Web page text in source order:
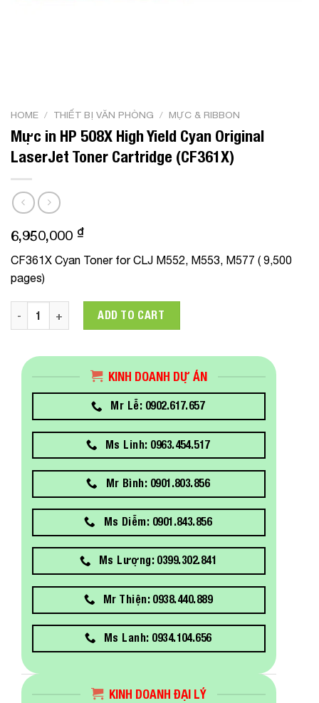
HOME / THIẾT BỊ VĂN PHÒNG / MỰC & RIBBON
Mực in HP 508X High Yield Cyan Original
LaserJet Toner Cartridge (CF361X)
6,950,000 ₫
CF361X Cyan Toner for CLJ M552, M553, M577 ( 9,500
pages)
Mực in HP 508X High Yield Cyan Original LaserJet Toner
ADD TO CART
KINH DOANH DỰ ÁN
Mr Lễ: 0902.617.657
Ms Linh: 0963.454.517
Mr Bình: 0901.803.856
Ms Diễm: 0901.843.856
Ms Lượng: 0399.302.841
Mr Thiện: 0938.440.889
Ms Lanh: 0934.104.656
KINH DOANH ĐẠI LÝ